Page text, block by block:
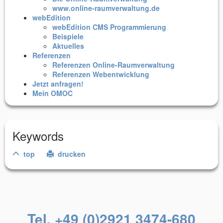
www.online-raumverwaltung.de
webEdition
webEdition CMS Programmierung
Beispiele
Aktuelles
Referenzen
Referenzen Online-Raumverwaltung
Referenzen Webentwicklung
Jetzt anfragen!
Mein OMOC
Keywords
top drucken
Tel. +49 (0)2921 3474-680